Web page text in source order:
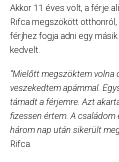
Akkor 11 éves volt, a férje
Rifca megszökött
férjhez fogja adni egy
kedvelt.
“Mielőtt megszöktem
veszekedtem apámmal.
támadt a férjemre. Azt
fizessen értem. A
három nap után sikerült
Rifca.